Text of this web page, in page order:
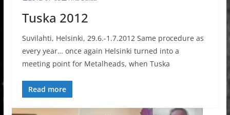
Tuska 2012
Suvilahti, Helsinki, 29.6.-1.7.2012 Same procedure as
every year… once again Helsinki turned into a
meeting point for Metalheads, when Tuska
Read more